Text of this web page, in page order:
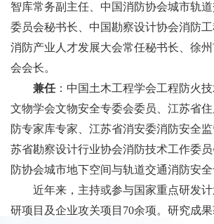
智库常务副主任、中国消防协会城市轨
委员会秘书长、中国勘察设计协会消防
消防产业人才发展大会常任秘书长、徐
会会长。
兼任：中国土木工程学会工程防火
文物学会文物安全专委会委员、江苏省
防专家库专家、江苏省消安委消防安全
苏省勘察设计行业协会消防技术工作委
防协会城市地下空间与轨道交通消防安全
近年来，主持或参与国家重点研发
研项目及企业攻关项目 70余项。研究成